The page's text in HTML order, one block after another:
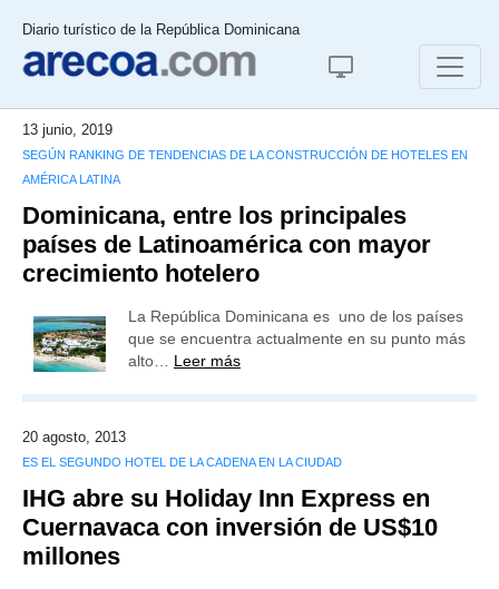
Diario turístico de la República Dominicana
13 junio, 2019
SEGÚN RANKING DE TENDENCIAS DE LA CONSTRUCCIÓN DE HOTELES EN
AMÉRICA LATINA
Dominicana, entre los principales
países de Latinoamérica con mayor
crecimiento hotelero
La República Dominicana es uno de los países
que se encuentra actualmente en su punto más
alto… Leer más
20 agosto, 2013
ES EL SEGUNDO HOTEL DE LA CADENA EN LA CIUDAD
IHG abre su Holiday Inn Express en
Cuernavaca con inversión de US$10
millones